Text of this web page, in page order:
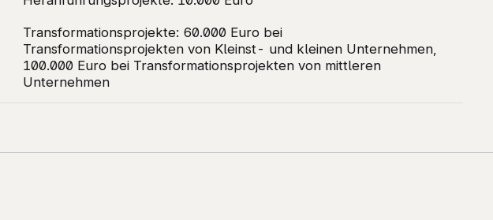
Transformationsprojekte: 60.000 Euro bei
Transformationsprojekten von Kleinst- und kleinen Unternehmen,
100.000 Euro bei Transformationsprojekten von mittleren
Unternehmen